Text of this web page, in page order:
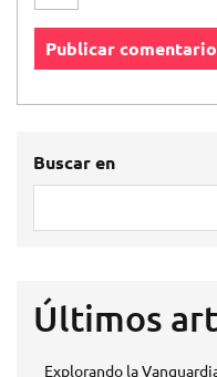
Buscar en
Últimos
Explorando la